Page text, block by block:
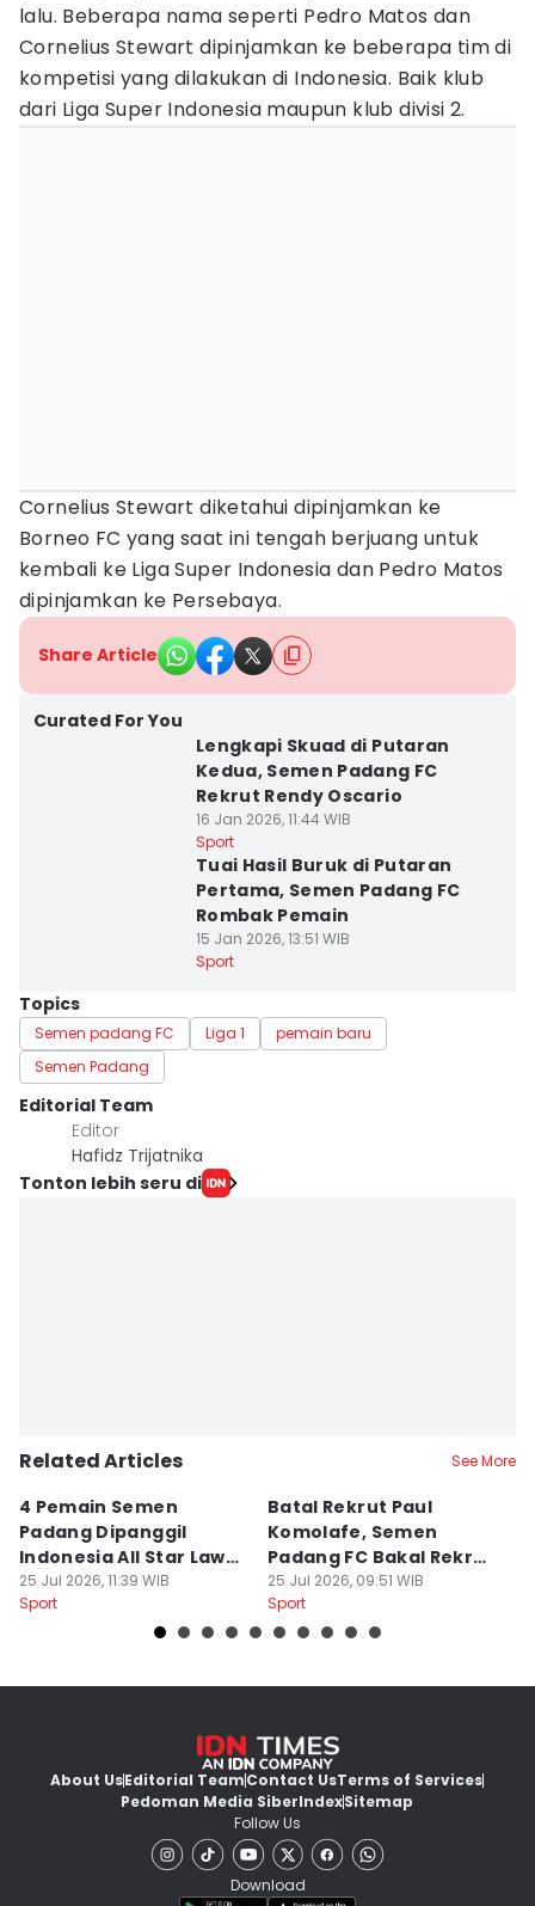
lalu. Beberapa nama seperti Pedro Matos dan
Cornelius Stewart dipinjamkan ke beberapa tim di
kompetisi yang dilakukan di Indonesia. Baik klub
dari Liga Super Indonesia maupun klub divisi 2.
Cornelius Stewart diketahui dipinjamkan ke
Borneo FC yang saat ini tengah berjuang untuk
kembali ke Liga Super Indonesia dan Pedro Matos
dipinjamkan ke Persebaya.
Share Article
Curated For You
Lengkapi Skuad di Putaran
Kedua, Semen Padang FC
Rekrut Rendy Oscario
16 Jan 2026, 11:44 WIB
Sport
Tuai Hasil Buruk di Putaran
Pertama, Semen Padang FC
Rombak Pemain
15 Jan 2026, 13:51 WIB
Sport
Topics
Semen padang FC Liga 1
pemain baru
Semen Padang
Editorial Team
Editor
Hafidz Trijatnika
Tonton lebih seru di
Related Articles See More
4 Pemain Semen
Padang Dipanggil
Indonesia All Star Lawan
Aston Villa
25 Jul 2026, 11:39 WIB
Sport
Batal Rekrut Paul
Komolafe, Semen
Padang FC Bakal Rekrut
Striker Baru
25 Jul 2026, 09:51 WIB
Sport
About UsEditorial TeamContact UsTerms of Services
Pedoman Media SiberIndexSitemap
Follow Us
Download